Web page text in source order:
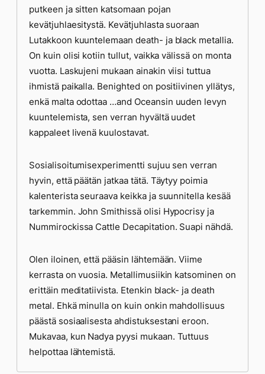
putkeen ja sitten katsomaan pojan
kevätjuhlaesitystä. Kevätjuhlasta suoraan
Lutakkoon kuuntelemaan death- ja black metallia.
On kuin olisi kotiin tullut, vaikka välissä on monta
vuotta. Laskujeni mukaan ainakin viisi tuttua
ihmistä paikalla. Benighted on positiivinen yllätys,
enkä malta odottaa …and Oceansin uuden levyn
kuuntelemista, sen verran hyvältä uudet
kappaleet livenä kuulostavat.
Sosialisoitumisexperimentti sujuu sen verran
hyvin, että päätän jatkaa tätä. Täytyy poimia
kalenterista seuraava keikka ja suunnitella kesää
tarkemmin. John Smithissä olisi Hypocrisy ja
Nummirockissa Cattle Decapitation. Suapi nähdä.
Olen iloinen, että pääsin lähtemään. Viime
kerrasta on vuosia. Metallimusiikin katsominen on
erittäin meditatiivista. Etenkin black- ja death
metal. Ehkä minulla on kuin onkin mahdollisuus
päästä sosiaalisesta ahdistuksestani eroon.
Mukavaa, kun Nadya pyysi mukaan. Tuttuus
helpottaa lähtemistä.